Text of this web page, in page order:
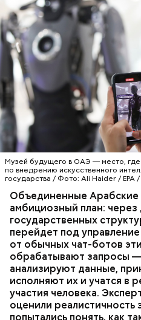
Музей будущего в ОАЭ — место, где
по внедрению искусственного
государства / Фото: Ali Haider / EPA
Объединенные
амбициозный план: через
государственных
перейдет под
от обычных чат-ботов
обрабатывают запросы
анализируют данные,
исполняют их и учатся в
участия человека.
оценили реалистичность
попытались понять, как